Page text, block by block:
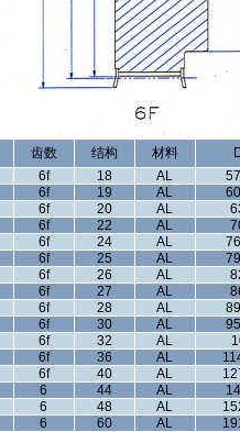
齿数 结构 材料
6f 18 AL
6f 19 AL
6f 20 AL
6f 22 AL
6f 24 AL
6f 25 AL
6f 26 AL
6f 27 AL
6f 28 AL
6f 30 AL
6f 32 AL
6f 36 AL
6f 40 AL
6 44 AL
6 48 AL
6 60 AL